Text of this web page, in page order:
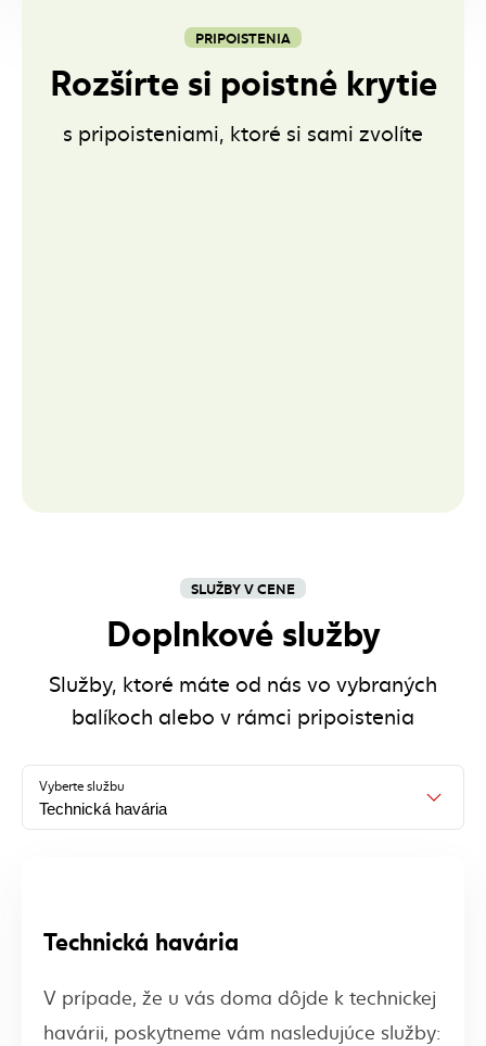
PRIPOISTENIA
Rozšírte si poistné krytie
s pripoisteniami, ktoré si sami zvolíte
SLUŽBY V CENE
Doplnkové služby
Služby, ktoré máte od nás vo vybraných
balíkoch alebo v rámci pripoistenia
Vyberte službu
Technická havária
Technická havária
V prípade, že u vás doma dôjde k technickej
havárii, poskytneme vám nasledujúce služby: